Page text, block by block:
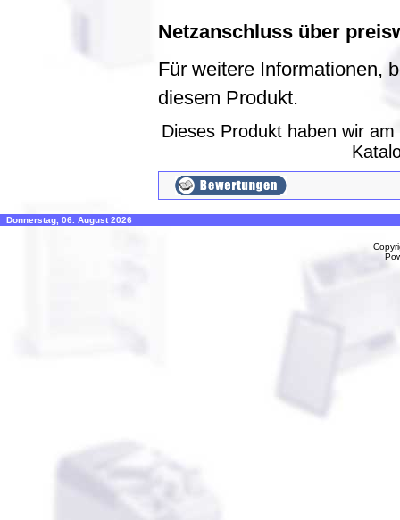
Netzanschluss über
Für weitere Informationen,
diesem Produkt.
Dieses Produkt haben wir
Donnerstag, 06. August 2026